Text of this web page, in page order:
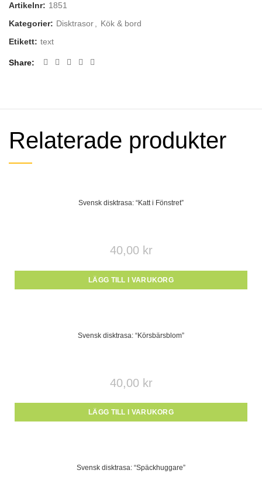
Artikelnr: 1851
Kategorier: Disktrasor
Kök & bord
Etikett: text
Share
Relaterade produkter
Svensk disktrasa: “Katt i Fönstret”
40,00 kr
LÄGG TILL I VARUKORG
Svensk disktrasa: “Körsbärsblom”
40,00 kr
LÄGG TILL I VARUKORG
Svensk disktrasa: “Späckhuggare”